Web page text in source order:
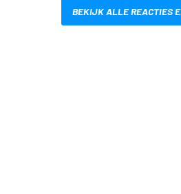
BEKIJK ALLE REACTIES